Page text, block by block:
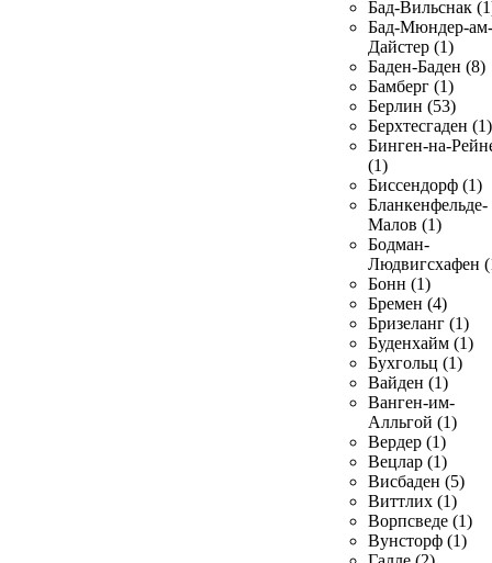
Бад-Вильснак
Бад-Мюндер-ам-
Дайстер (1)
Баден-Баден (8)
Бамберг (1)
Берлин (53)
Берхтесгаден (1)
Бинген-на-
(1)
Биссендорф (1)
Бланкенфельде-
Малов (1)
Бодман-
Людвигсхафен
Бонн (1)
Бремен (4)
Бризеланг (1)
Буденхайм (1)
Бухгольц (1)
Вайден (1)
Ванген-им-
Алльгой (1)
Вердер (1)
Вецлар (1)
Висбаден (5)
Виттлих (1)
Ворпсведе (1)
Вунсторф (1)